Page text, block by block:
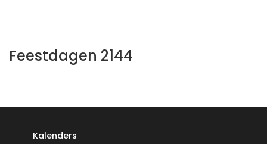
Feestdagen 2144
Kalenders